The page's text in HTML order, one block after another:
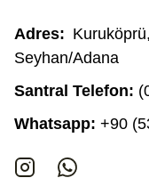
Adres:
Seyhan/Adana
Santral Telefon:
Whatsapp: +90